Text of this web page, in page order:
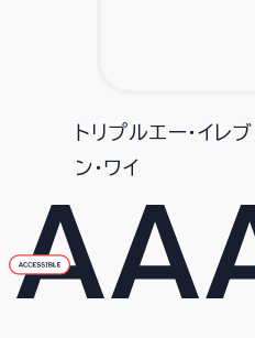
トリプルエー・イレブ
ン・ワイ